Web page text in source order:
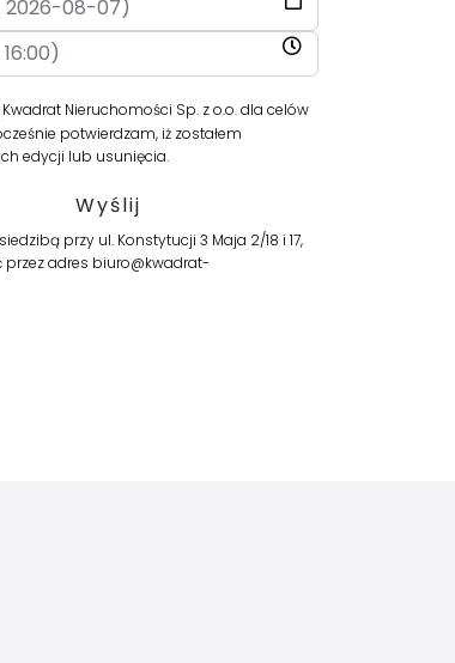
Nieruchomości Sp. z o.o. dla celów
potwierdzam, iż zostałem
edycji lub usunięcia.
przy ul. Konstytucji 3 Maja 2/18 i 17,
przez adres biuro@kwadrat-